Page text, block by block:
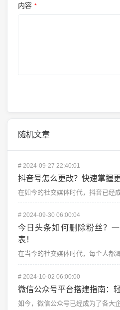
内容 *
随机文章
# 2024-09-27 22:40:01
抖音号怎么更改？快速掌握
# 2024-09-30 06:00:04
今日头条如何删除粉丝？
表！
# 2024-10-02 06:00:00
微信公众号平台搭建指南：